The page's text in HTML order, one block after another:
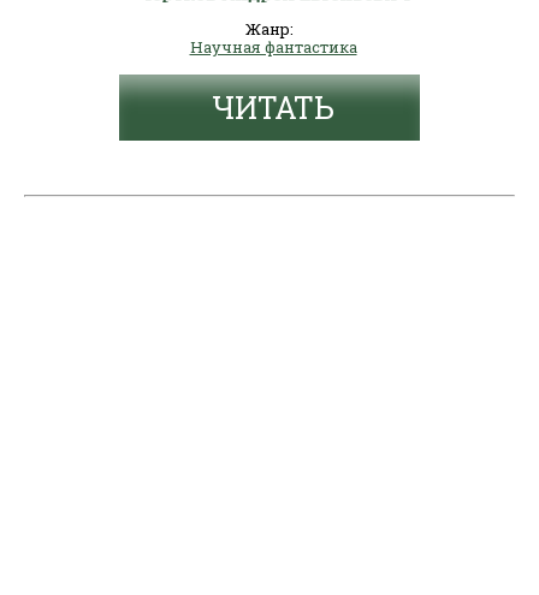
Жанр:
Научная фантастика
ЧИТАТЬ